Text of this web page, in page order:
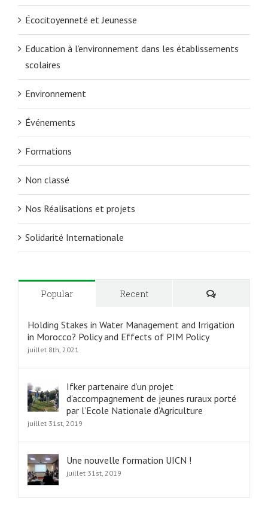
Écocitoyenneté et Jeunesse
Education à l’environnement dans les établissements
scolaires
Environnement
Événements
Formations
Non classé
Nos Réalisations et projets
Solidarité Internationale
Popular Recent
Holding Stakes in Water Management and Irrigation
in Morocco? Policy and Effects of PIM Policy
juillet 8th, 2021
Ifker partenaire d’un projet
d’accompagnement de jeunes ruraux porté
par l’Ecole Nationale d’Agriculture
juillet 31st, 2019
Une nouvelle formation UICN !
juillet 31st, 2019